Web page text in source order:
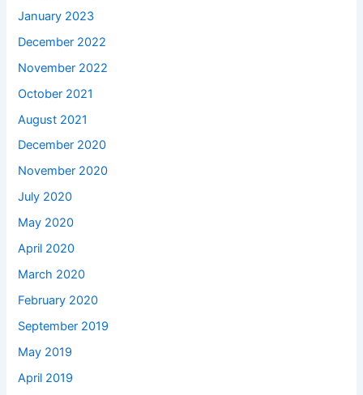
January 2023
December 2022
November 2022
October 2021
August 2021
December 2020
November 2020
July 2020
May 2020
April 2020
March 2020
February 2020
September 2019
May 2019
April 2019